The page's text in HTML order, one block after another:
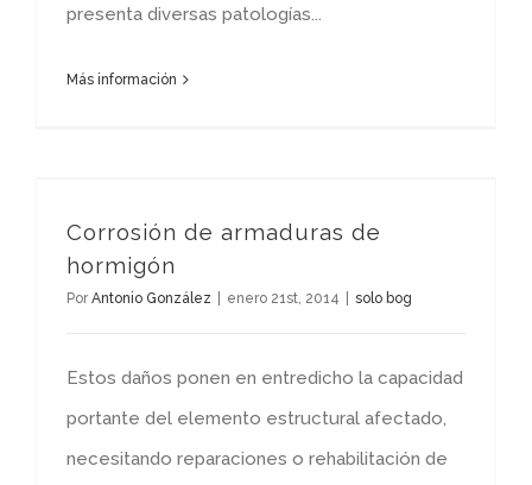
presenta diversas patologías...
Más información
Corrosión de armaduras de
hormigón
PorAntonio González enero 21st, 2014 solo bog
Estos daños ponen en entredicho la capacidad
portante del elemento estructural afectado,
necesitando reparaciones o rehabilitación de